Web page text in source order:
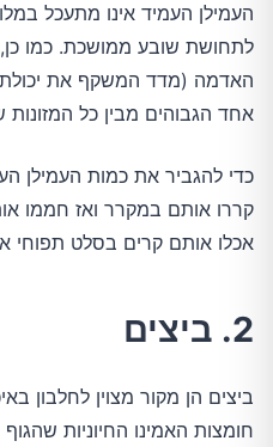
העמילן העמיד אינו מתעכל
לתחושת שובע ממושכת. כמו
האדמה (מדד המשקף את
אחד הגבוהים מבין כל המזונות
כדי להגביר את כמות העמילן
קררו אותם במקרר ואז חממו
אכלו אותם קרים בסלט תפוחי
2. ביצים
ביצים הן מקור מצוין לחלבון
חומצות האמינו החיוניות שהגוף